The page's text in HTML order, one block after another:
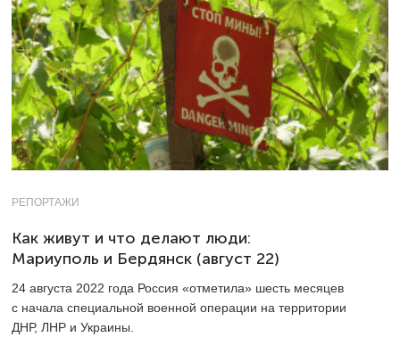
РЕПОРТАЖИ
Как живут и что делают люди:
Мариуполь и Бердянск (август 22)
24 августа 2022 года Россия «отметила» шесть месяцев
с начала специальной военной операции на территории
ДНР, ЛНР и Украины.